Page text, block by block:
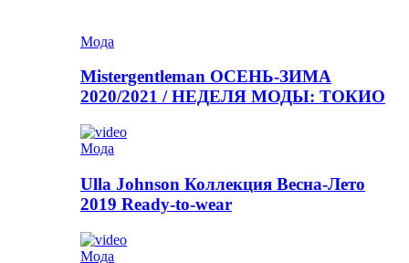
Мода
Mistergentleman ОСЕНЬ-ЗИМА
2020/2021 / НЕДЕЛЯ МОДЫ: ТОКИО
Мода
Ulla Johnson Коллекция Весна-Лето
2019 Ready-to-wear
Мода